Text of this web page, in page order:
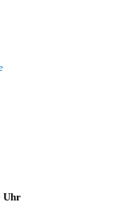
Uhr